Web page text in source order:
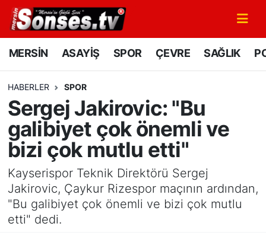
MERSİN ASAYİŞ SPOR ÇEVRE SAĞLIK
HABERLER SPOR
Sergej Jakirovic: "Bu
galibiyet çok önemli ve
bizi çok mutlu etti"
Kayserispor Teknik Direktörü Sergej
Jakirovic, Çaykur Rizespor maçının ardından,
"Bu galibiyet çok önemli ve bizi çok mutlu
etti" dedi.
MERSİN
SPOR
GÜNÜN MANŞETİ
DÜNYA
KÜLTÜR - SANAT
MAGAZİN
Mersin Nöbetçi Eczaneler
Mersin Namaz Vakitleri
Mersin Trafik Yoğunluk Haritası
Süper Lig Puan Durumu ve Fikstür
Tüm Manşetler
Son Dakika Haberleri